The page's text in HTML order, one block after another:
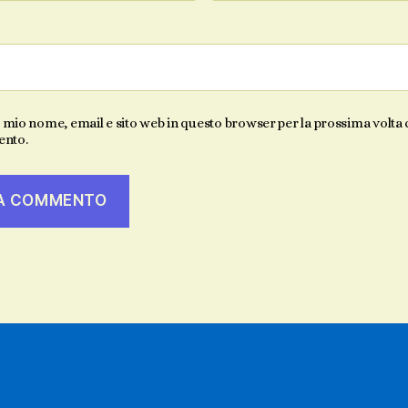
mio nome, email e sito web in questo browser per la prossima volta